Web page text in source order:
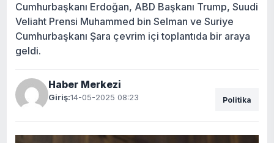
Cumhurbaşkanı Erdoğan, ABD Başkanı Trump, Suudi
Veliaht Prensi Muhammed bin Selman ve Suriye
Cumhurbaşkanı Şara çevrim içi toplantıda bir araya
geldi.
Haber Merkezi
Giriş:14-05-2025 08:23 Politika